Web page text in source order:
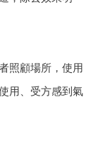
照顧場所，使用
用、受方感到氣